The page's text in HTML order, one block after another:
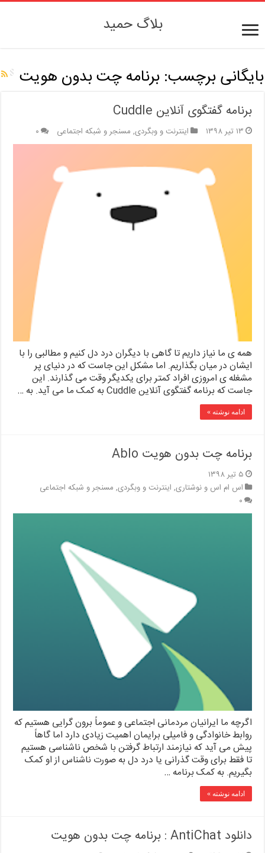
بلاگ حمید
بایگانی برچسب:برنامه چت بدون هویت
برنامه گفتگوی آنلاین Cuddle
۱۳ تیر ۱۳۹۸ اینترنت و وبگردی, مسنجر و شبکه اجتماعی ۰
همه ی ما نیاز داریم تا گاهی با دیگران درد دل کنیم و مطالبی را با
ایشان در میان بگذاریم. اما مشکل این جاست که در دنیای پر
مشغله ی امروزی افراد کمتر برای یکدیگر وقت می گذارند. این
جاست که برنامه گفتگوی آنلاین Cuddle به کمک ما می آید. به …
ادامه نوشته »
برنامه چت بدون هویت Ablo
۵ تیر ۱۳۹۸
اس ام اس و نوشتاری, اینترنت و وبگردی, مسنجر و شبکه اجتماعی
۰
اگرچه ما ایرانیان مردمانی اجتماعی و عموماً برون گرایی هستیم که
روابط خانوادگی و فامیلی برایمان اهمیت زیادی دارد اما گاهاً
پیش می آید که نیازمند ارتباط گرفتن با شخص ناشناسی هستیم
تا فقط برای وقت گذرانی یا درد دل به صورت ناشناس از او کمک
بگیریم. به کمک برنامه …
ادامه نوشته »
دانلود AntiChat : برنامه چت بدون هویت